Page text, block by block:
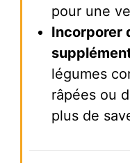
pour une
Incorporer
légumes
râpées ou
plus de